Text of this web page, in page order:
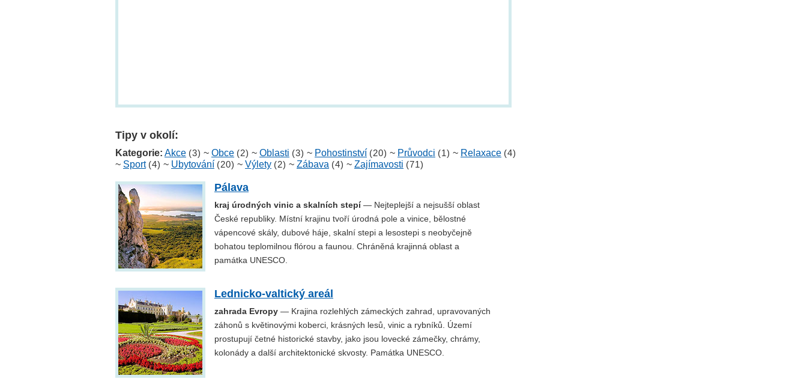
Tipy v okolí:
Kategorie: Akce (3) ~ Obce (2) ~ Oblasti (3) ~ Pohostinství (20) ~ Průvodci (1) ~ Relaxace (4)
~ Sport (4) ~ Ubytování (20) ~ Výlety (2) ~ Zábava (4) ~ Zajímavosti (71)
Pálava
kraj úrodných vinic a skalních stepí— Nejteplejší a nejsušší oblast
České republiky. Místní krajinu tvoří úrodná pole a vinice, bělostné
vápencové skály, dubové háje, skalní stepi a lesostepi s neobyčejně
bohatou teplomilnou flórou a faunou. Chráněná krajinná oblast a
památka UNESCO.
Lednicko-valtický areál
zahrada Evropy — Krajina rozlehlých zámeckých zahrad, upravovaných
záhonů s květinovými koberci, krásných lesů, vinic a rybníků. Území
prostupují četné historické stavby, jako jsou lovecké zámečky, chrámy,
kolonády a další architektonické skvosty. Památka UNESCO.